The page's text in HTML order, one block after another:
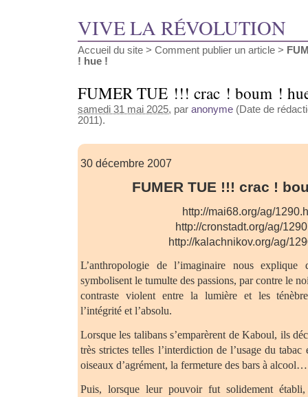
VIVE LA RÉVOLUTION
Accueil du site > Comment publier un article >
! hue !
FUMER TUE !!! crac ! boum !
samedi 31 mai 2025, par anonyme (Date de
2011).
30 décembre 2007
FUMER TUE !!! crac !
http://mai68.org/ag/
http://cronstadt.org/ag/
http://kalachnikov.org/ag/
L’anthropologie de l’imaginaire nous
symbolisent le tumulte des passions, par contre le
contraste violent entre la lumière et les
l’intégrité et l’absolu.
Lorsque les talibans s’emparèrent de Kaboul, ils
très strictes telles l’interdiction de l’usage du tabac
oiseaux d’agrément, la fermeture des bars à alcool…
Puis, lorsque leur pouvoir fut solidement